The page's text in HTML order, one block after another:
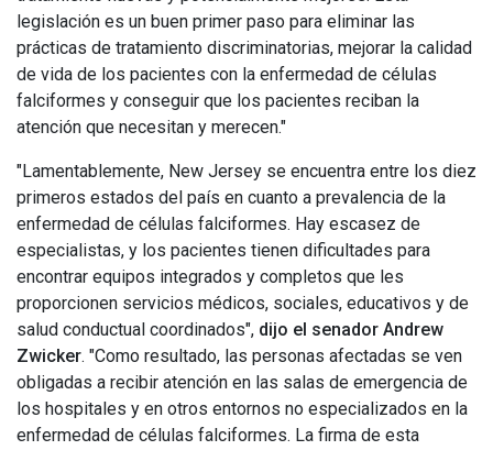
legislación es un buen primer paso para eliminar las
prácticas de tratamiento discriminatorias, mejorar la calidad
de vida de los pacientes con la enfermedad de células
falciformes y conseguir que los pacientes reciban la
atención que necesitan y merecen."
"Lamentablemente, New Jersey se encuentra entre los diez
primeros estados del país en cuanto a prevalencia de la
enfermedad de células falciformes. Hay escasez de
especialistas, y los pacientes tienen dificultades para
encontrar equipos integrados y completos que les
proporcionen servicios médicos, sociales, educativos y de
salud conductual coordinados", dijo el senador Andrew
Zwicker. "Como resultado, las personas afectadas se ven
obligadas a recibir atención en las salas de emergencia de
los hospitales y en otros entornos no especializados en la
enfermedad de células falciformes. La firma de esta